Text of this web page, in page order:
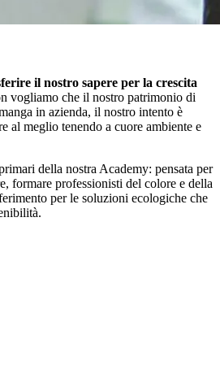
il nostro sapere per la crescita
vogliamo che il nostro patrimonio di
in azienda, il nostro intento è
al meglio tenendo a cuore ambiente e
della nostra Academy: pensata per
formare professionisti del colore e della
per le soluzioni ecologiche che